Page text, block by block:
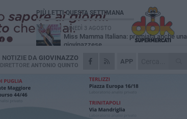
APP
NOTIZIE DA GIOVINAZZO
DIRETTORE ANTONIO QUINTO
PIÙ LETTI QUESTA SETTIMANA
LUNEDÌ 3 AGOSTO
Miss Mamma Italiana: premiata anche una
giovinazzese
MARTEDÌ 4 AGOSTO
Liquidi oleosi sul litorale di Giovinazzo,
MERCOLEDÌ 5 AGOSTO
l'assessora Ciliento prova a spegnere le